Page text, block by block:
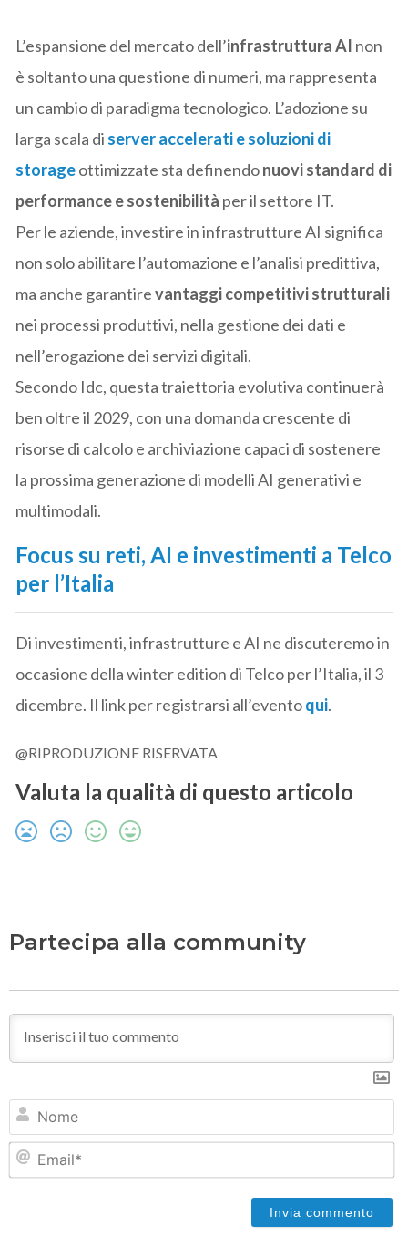
L’espansione del mercato dell’infrastruttura AI non
è soltanto una questione di numeri, ma rappresenta
un cambio di paradigma tecnologico. L’adozione su
larga scala di server accelerati e soluzioni di
storageottimizzate sta definendonuovi standard di
performance e sostenibilità per il settore IT.
Per le aziende, investire in infrastrutture AI significa
non solo abilitare l’automazione e l’analisi predittiva,
ma anche garantirevantaggi competitivi strutturali
nei processi produttivi, nella gestione dei dati e
nell’erogazione dei servizi digitali.
Secondo Idc, questa traiettoria evolutiva continuerà
ben oltre il 2029, con una domanda crescente di
risorse di calcolo e archiviazione capaci di sostenere
la prossima generazione di modelli AI generativi e
multimodali.
Focus su reti, AI e investimenti a Telco
per l’Italia
Di investimenti, infrastrutture e AI ne discuteremo in
occasione della winter edition di Telco per l’Italia, il 3
dicembre. Il link per registrarsi all’eventoqui.
@RIPRODUZIONE RISERVATA
Valuta la qualità di questo articolo
Partecipa alla community